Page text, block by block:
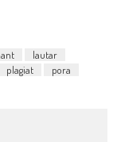
lautar
plagiat
pora